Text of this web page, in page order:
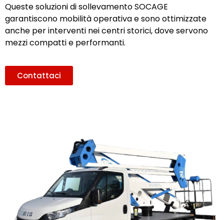
Queste soluzioni di sollevamento SOCAGE
garantiscono mobilità operativa e sono ottimizzate
anche per interventi nei centri storici, dove servono
mezzi compatti e performanti.
Contattaci